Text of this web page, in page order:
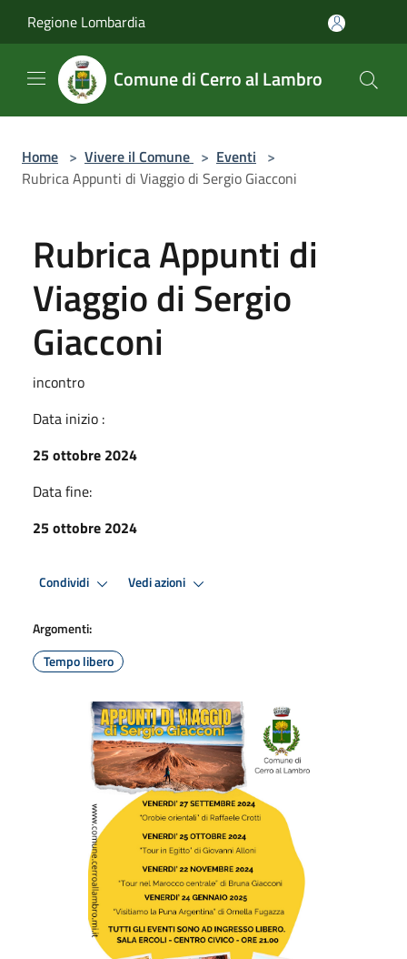
Regione Lombardia
Comune di Cerro al Lambro
Home > Vivere il Comune > Eventi >
Rubrica Appunti di Viaggio di Sergio Giacconi
Rubrica Appunti di
Viaggio di Sergio
Giacconi
incontro
Data inizio :
25 ottobre 2024
Data fine:
25 ottobre 2024
Condividi Vedi azioni
Argomenti:
Tempo libero